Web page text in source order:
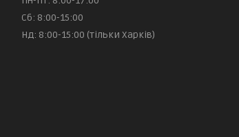
Сб: 8:00-15:00
Нд: 8:00-15:00 (тільки Харків)